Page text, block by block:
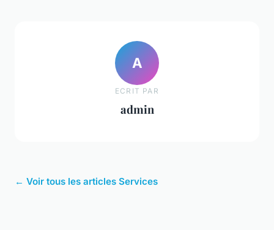
A
ECRIT PAR
admin
← Voir tous les articles Services